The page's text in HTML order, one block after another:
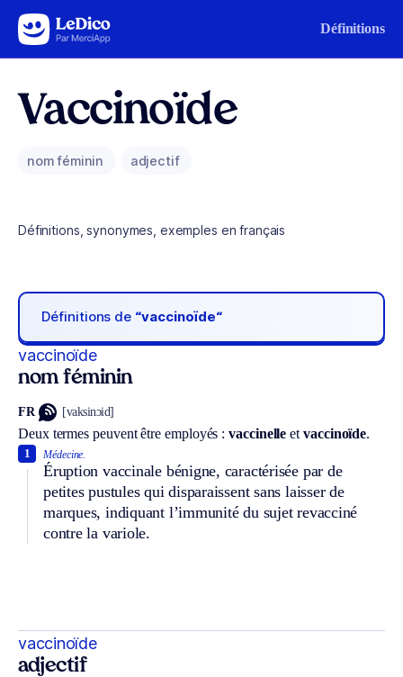
Aller au contenu Définitions
Vaccinoïde
nom féminin adjectif
Définitions, synonymes, exemples en français
Définitions de “vaccinoïde“
vaccinoïde
nom féminin
FR [vaksinɔid]
Deux termes peuvent être employés :vaccinelle etvaccinoïde.
Médecine.
Éruption vaccinale bénigne, caractérisée par de
petites pustules qui disparaissent sans laisser de
marques, indiquant l’immunité du sujet revacciné
contre la variole.
1
vaccinoïde
adjectif